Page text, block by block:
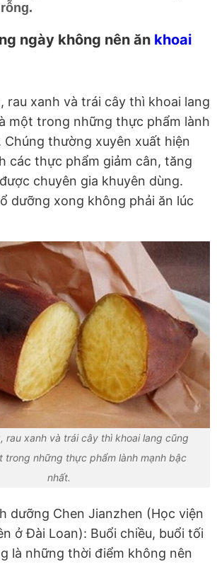
ngày không nên ăn khoai
rau xanh và trái cây thì khoai lang
một trong những thực phẩm lành
Chúng thường xuyên xuất hiện
các thực phẩm giảm cân, tăng
chuyên gia khuyên dùng.
dưỡng xong không phải ăn lúc
rau xanh và trái cây thì khoai lang cũng
trong những thực phẩm lành mạnh bậc
nhất.
dưỡng Chen Jianzhen (Học viện
ở Đài Loan): Buổi chiều, buổi tối
là những thời điểm không nên